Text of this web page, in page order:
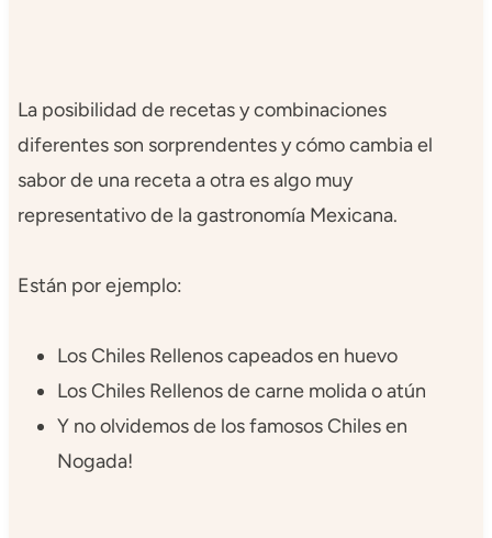
La posibilidad de recetas y combinaciones
diferentes son sorprendentes y cómo cambia el
sabor de una receta a otra es algo muy
representativo de la gastronomía Mexicana.
Están por ejemplo:
Los Chiles Rellenos capeados en huevo
Los Chiles Rellenos de carne molida o atún
Y no olvidemos de los famosos Chiles en
Nogada!